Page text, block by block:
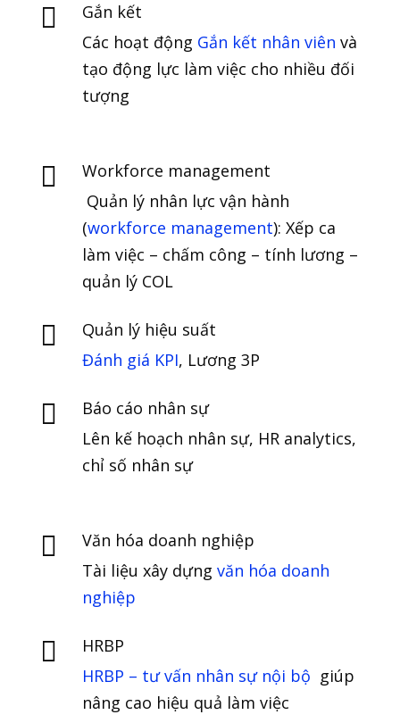

Gắn kết
Các hoạt động Gắn kết nhân viên và
tạo động lực làm việc cho nhiều đối
tượng

Workforce management
Quản lý nhân lực vận hành
(workforce management): Xếp ca
làm việc – chấm công – tính lương –
quản lý COL

Quản lý hiệu suất
Đánh giá KPI, Lương 3P

Báo cáo nhân sự
Lên kế hoạch nhân sự, HR analytics,
chỉ số nhân sự

Văn hóa doanh nghiệp
Tài liệu xây dựng văn hóa doanh
nghiệp

HRBP
HRBP – tư vấn nhân sự nội bộ giúp
nâng cao hiệu quả làm việc